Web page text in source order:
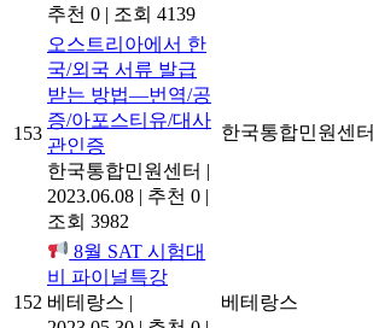
추천 0 | 조회 4139
153
오스트리아에서 한
국/외국 서류 발급
받는 방법―번역/공
증/아포스티유/대사
관인증
한국통합민원센터 |
2023.06.08 | 추천 0 |
조회 3982
한국통합민원센터
152
8월 SAT 시험대
비 파이널특강
베테랑스 |
베테랑스